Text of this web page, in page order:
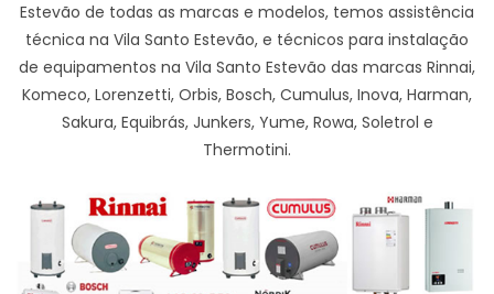
Estevão de todas as marcas e modelos, temos assistência
técnica na Vila Santo Estevão, e técnicos para instalação
de equipamentos na Vila Santo Estevão das marcas Rinnai,
Komeco, Lorenzetti, Orbis, Bosch, Cumulus, Inova, Harman,
Sakura, Equibrás, Junkers, Yume, Rowa, Soletrol e
Thermotini.